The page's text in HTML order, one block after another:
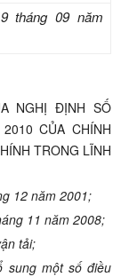
tháng 09 năm
NGHỊ ĐỊNH SỐ
CỦA CHÍNH
TRONG LĨNH
12 năm 2001;
11 năm 2008;
tải;
sung một số điều